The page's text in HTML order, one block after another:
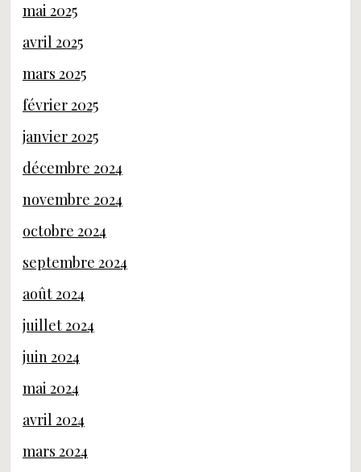
mai 2025
avril 2025
mars 2025
février 2025
janvier 2025
décembre 2024
novembre 2024
octobre 2024
septembre 2024
août 2024
juillet 2024
juin 2024
mai 2024
avril 2024
mars 2024